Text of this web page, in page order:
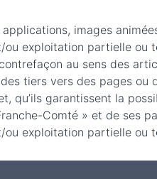
images
exploitation partielle ou
au sens des
tiers vers des pages
qu’ils garantissent la
Comté » et de ses
exploitation partielle ou